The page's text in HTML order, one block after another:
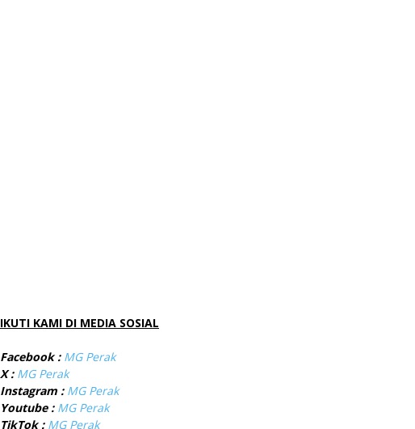
IKUTI KAMI DI MEDIA SOSIAL
Facebook : MG Perak
X : MG Perak
Instagram : MG Perak
Youtube : MG Perak
TikTok : MG Perak